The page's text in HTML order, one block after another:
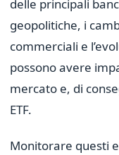
delle principali
geopolitiche, i
commerciali e
possono avere
mercato e, di
ETF.
Monitorare questi